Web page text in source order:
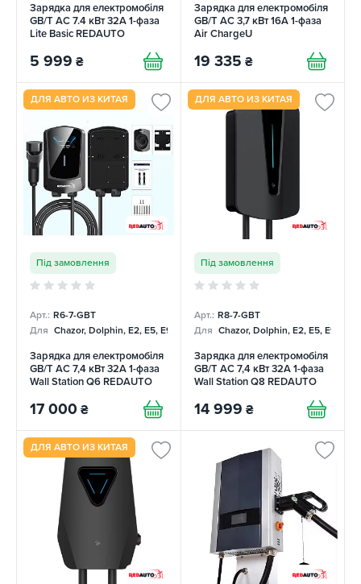
Зарядка для електромобіля
GB/T AC 7.4 кВт 32А 1-фаза
Lite Basic REDAUTO
5 999 ₴
Зарядка для електромобіля
GB/T AC 3,7 кВт 16А 1-фаза
Air ChargeU
19 335 ₴
ДЛЯ АВТО ИЗ КИТАЯ
Під замовлення
Арт.: R6-7-GBT
Для Chazor, Dolphin, E2, E5, E9, Mercedes
Зарядка для електромобіля
GB/T AC 7,4 кВт 32А 1-фаза
Wall Station Q6 REDAUTO
17 000 ₴
ДЛЯ АВТО ИЗ КИТАЯ
Під замовлення
Арт.: R8-7-GBT
Для Chazor, Dolphin, E2, E5, E9,
Зарядка для електромобіля
GB/T AC 7,4 кВт 32А 1-фаза
Wall Station Q8 REDAUTO
14 999 ₴
ДЛЯ АВТО ИЗ КИТАЯ